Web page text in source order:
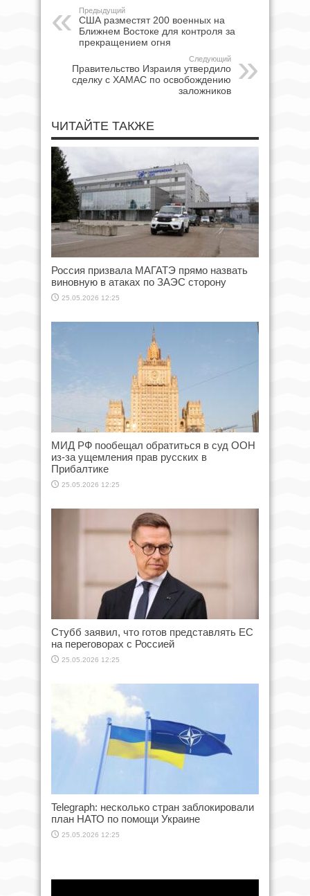
Предыдущий
США разместят 200 военных на
Ближнем Востоке для контроля за
прекращением огня
Следующий
Правительство Израиля утвердило
сделку с ХАМАС по освобождению
заложников
ЧИТАЙТЕ ТАКЖЕ
Россия призвала МАГАТЭ прямо назвать
виновную в атаках по ЗАЭС сторону
25.05.2026 12:25
МИД РФ пообещал обратиться в суд ООН
из-за ущемления прав русских в
Прибалтике
25.05.2026 12:25
Стубб заявил, что готов представлять ЕС
на переговорах с Россией
25.05.2026 12:25
Telegraph: несколько стран заблокировали
план НАТО по помощи Украине
25.05.2026 12:25